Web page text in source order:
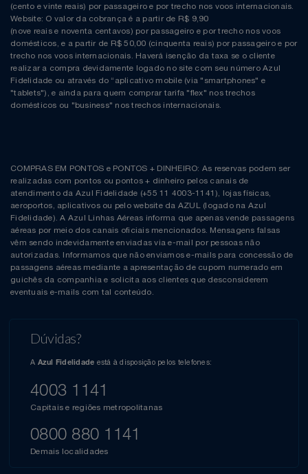
(cento e vinte reais) por passageiro e por trecho nos voos internacionais.
Website: O valor da cobrança é a partir de R$ 9,90
(nove reais e noventa centavos) por passageiro e por trecho nos voos
domésticos, e a partir de R$ 50,00 (cinquenta reais) por passageiro e por
trecho nos voos internacionais. Haverá isenção da taxa se o cliente
realizar a compra devidamente logado no site com seu número Azul
Fidelidade ou através do “aplicativo mobile (via "smartphones" e
"tablets"), e ainda para quem comprar tarifa "flex" nos trechos
domésticos ou "business" nos trechos internacionais.
COMPRAS EM PONTOS e PONTOS + DINHEIRO: As reservas podem ser
realizadas com pontos ou pontos + dinheiro pelos canais de
atendimento da Azul Fidelidade (+55 11 4003-1141), lojas físicas,
aeroportos, aplicativos ou pelo website da AZUL (logado na Azul
Fidelidade). A Azul Linhas Aéreas informa que apenas vende passagens
aéreas por meio dos canais oficiais mencionados. Mensagens falsas
vêm sendo indevidamente enviadas via e-mail por pessoas não
autorizadas. Informamos que não enviamos e-mails para concessão de
passagens aéreas mediante a apresentação de cupom numerado em
guichês da companhia e solicita aos clientes que desconsiderem
eventuais e-mails com tal conteúdo.
Dúvidas?
A Azul Fidelidade está à disposição pelos telefones:
4003 1141
Capitais e regiões metropolitanas
0800 880 1141
Demais localidades